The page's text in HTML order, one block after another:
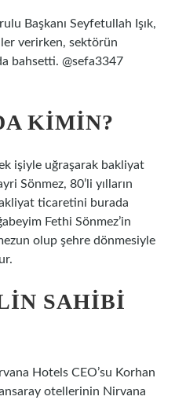
Başkanı Seyfetullah Işık,
verirken, sektörün
bahsetti. @sefa3347
KIMIN?
işiyle uğraşarak bakliyat
Sönmez, 80’li yılların
ticaretini burada
Fethi Sönmez’in
olup şehre dönmesiyle
SAHIBI
Hotels CEO’su Korhan
otellerinin Nirvana